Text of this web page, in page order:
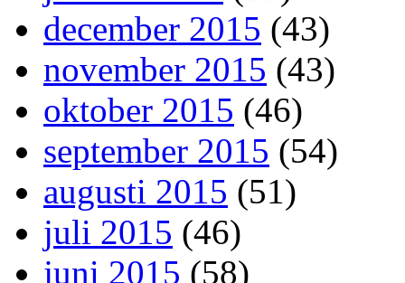
december 2015 (43)
november 2015 (43)
oktober 2015 (46)
september 2015 (54)
augusti 2015 (51)
juli 2015 (46)
juni 2015 (58)